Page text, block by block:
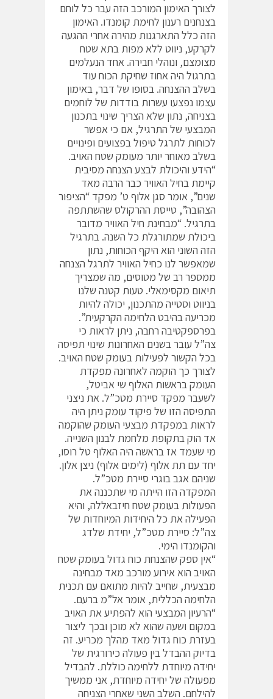
לצורך האימון המורכב הזה עבר כל לוחם
בצנחנים רענון לחימת קומנדו. האימון
הזה כלל התארגנות מהירה אחרי ההגעה
לקרקע, ניווט ללא מפות בתא שטח
מצומצם, ונוהלי חבירה. אחד הנעלמים
בתרגול היה אחוז שחיקת הכוח עוד
בשלב ההצנחה. בסופו של דבר, באימון
עצמו נפצעו עשרות בודדות של לוחמים
בצניחה, נתון שלא הצריך שינוי בתכנון
המבצעי של התרגיל, אם כי אפשר
לכוחות לתרגל טיפול בפצועים ופינויים
בשלב מאוחר יותר מעומק שטח האויב.
“הידע והיכולת לבצע הצנחה מסיבית
קיימת בחיל האוויר כבר הרבה מאד
שנים”, אומר סגן אלוף ט’ מפקד “הציפור
הצהובה”, טייסת ההרקולס שהשתתפה
בתרגיל. “מבחינת חיל האוויר מדובר
ביכולת שמתורגלת כל השנה. בתרגיל
הזה השוני הוא היקף הכוחות, נתון
שמאפשר לנו כחיל האוויר לתרגל הצנחה
ממספר רב של מטוסים, מה שמצריך
תיאום מקסימאלי. טעות קטנה שלנו
בניווט וסטייה מהתכנון, יכולה להיות
מכריעה בהיבט הלחימה הקרקעית”.
בפרספקטיבה רחבה, ניתן לראות כי
צה”ל עובר בשנים האחרונות שינוי תפיסה
בכל הקשור לפעילות בעומק שטח האויב.
לצורך כך הוקמה לאחרונה מפקדת
העומק בראשות האלוף שי אביטל,
לשעבר מפקד סיירת מטכ”ל. את ניצני
התפיסה הזו של פיקוד עומק ניתן היה
לראות במפקדת מבצעי העומק שהוקמה
אד הוק בתקופת מלחמת לבנון השנייה.
מי שעמד אז בראשה היה האלוף טל רוסו,
יחד עם תת אלוף (לימים אלוף) ניצן אלון.
שניהם אגב בוגרי סיירת מטכ”ל.
המפקדה הזו הייתה מי שתכננה את
הפעולות בעומק שטח חיזבאללה, והיא
הפעילה את כל היחידות המיוחדות של
צה”ל: סיירת מטכ”ל, יחידת שלדג
והקומנדו הימי.
“אין ספק שהצנחת כוח גדול בעומק שטח
האויב הוא אירוע מורכב מאד מבחינה
מבצעית, שחייב להיות מתואם עם תכנית
הלחימה הכללית, אומר אל”מ ברעם.
“הרעיון המבצעי הוא להפתיע את האויב
במקום ושעה שהוא לא מוכן ובכך ליצור
בעזרת כוח גדול מאד מהלך מכריע. זה
בדיוק ההבדל בין פעולה כירורגית של
יחידה מיוחדת ללחימה כוללת. להבדיל
מפעולה של יחידה מיוחדת, אני ממשיך
להילחם. השלב השני שאחרי הצניחה